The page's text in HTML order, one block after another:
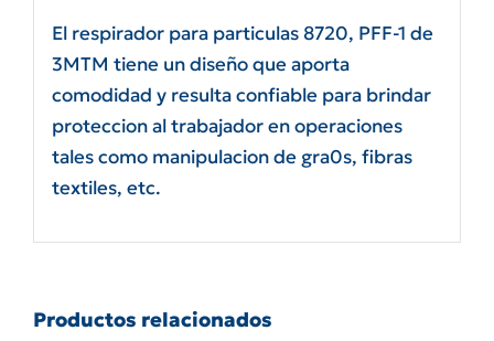
El respirador para particulas 8720, PFF-1 de
3MTM tiene un diseño que aporta
comodidad y resulta confiable para brindar
proteccion al trabajador en operaciones
tales como manipulacion de gra0s, fibras
textiles, etc.
Productos relacionados